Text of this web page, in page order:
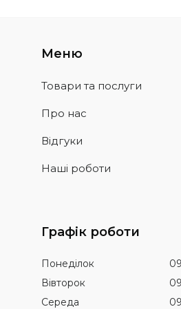
Товари та послуги
Про нас
Відгуки
Наші роботи
Графік роботи
Понеділок
Вівторок
Середа